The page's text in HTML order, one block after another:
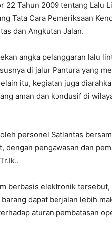
22 Tahun 2009 tentang Lalu
Tata Cara Pemeriksaan
dan Angkutan Jalan.
angka pelanggaran lalu
di jalur Pantura yang
itu, kegiatan juga
aman dan kondusif di
personel Satlantas
pengawasan dan
berbasis elektronik tersebut,
dapat berjalan lebih
aturan pembatasan